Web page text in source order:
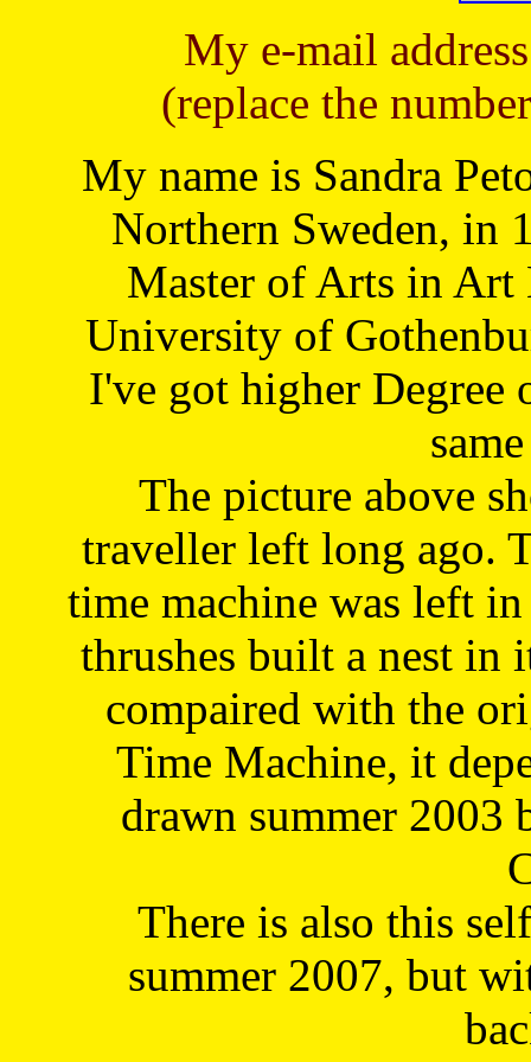
My e-mail
(replace the
My name is Sandra
Northern Sweden, in
Master of Arts in Art
University of
I've got higher Degree
The picture above
traveller left long ago.
time machine was left
thrushes built a nest in
compaired with the
Time Machine, it
drawn summer 2003
There is also this
summer 2007, but